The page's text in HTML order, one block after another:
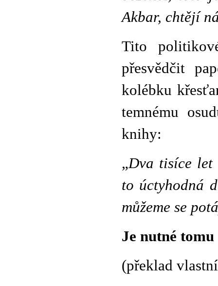
Akbar, chtějí
Tito
přesvědčit
kolébku
temnému
knihy:
„Dva tisíce let
to úctyhodná
můžeme se
Je nutné
(překlad